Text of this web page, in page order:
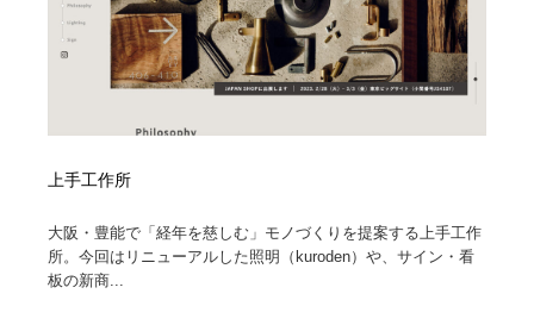
上手工作所
大阪・豊能で「経年を慈しむ」モノづくりを提案する上手工作
所。今回はリニューアルした照明（kuroden）や、サイン・看
板の新商...